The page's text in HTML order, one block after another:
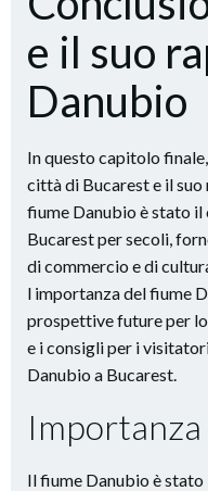
e il suo
Danubio
In questo capitolo
città di Bucarest e il
fiume Danubio è stato
Bucarest per secoli,
di commercio e di
l importanza del fiume
prospettive future per
e i consigli per i
Danubio a Bucarest.
Importanza
Il fiume Danubio è